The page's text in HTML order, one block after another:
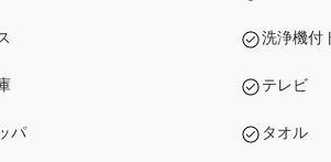
洗浄機付
テレビ
パ タオル